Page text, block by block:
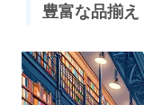
豊富な品揃え